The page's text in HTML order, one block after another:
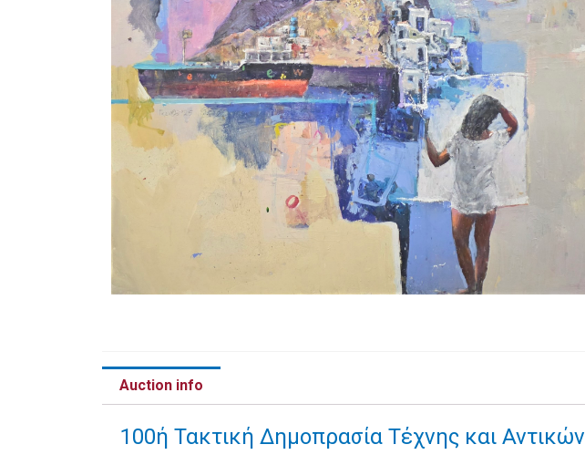
Auction info
100ή Τακτική Δημοπρασία Τέχνης και Αντικών